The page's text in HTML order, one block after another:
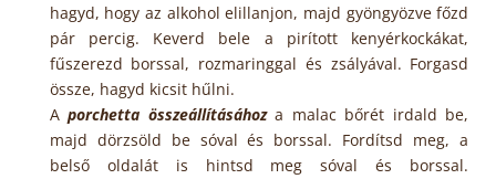
hagyd, hogy az alkohol elillanjon, majd gyöngyözve főzd
pár percig. Keverd bele a pirított kenyérkockákat,
fűszerezd borssal, rozmaringgal és zsályával. Forgasd
össze, hagyd kicsit hűlni.
Aporchetta összeállításáhoza malac bőrét irdald be,
majd dörzsöld be sóval és borssal. Fordítsd meg, a
belső oldalát is hintsd meg sóval és borssal.